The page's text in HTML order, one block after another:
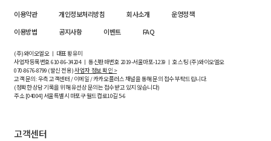
이용약관 개인정보처리방침 회사소개
운영정책
이용방법
공지사항 이벤트 FAQ
(주)와이오엘오 ㅣ 대표 황유미
사업자등록번호610-86-34204ㅣ 통신판매번호 2019-서울마포-1239 ㅣ 호스팅 (주)와이오엘오
070-8676-8799 (발신 전용)사업자 정보 확인 >
고객 문의: 우측 고객센터 / 이메일 / 카카오플러스 채널을 통해 문의 접수 부탁드립니다.
(정확한 상담 기록을 위해 유선상 문의는 접수받고 있지 않습니다)
주소 [04004] 서울특별시 마포구 월드컵로10길5-6
고객센터